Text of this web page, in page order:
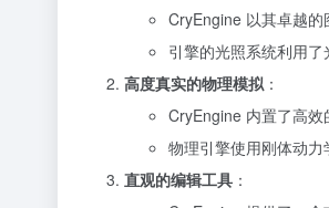
CryEngine 以其卓越
引擎的光照系统利用
高度真实的物理模拟 ：
CryEngine 内置了高效
物理引擎使用刚体动
直观的编辑工具 ：